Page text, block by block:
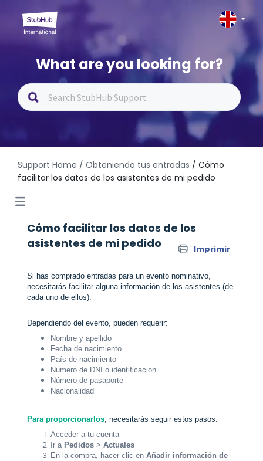
What are you looking for?
Support Home / Obteniendo tus entradas / Cómo
facilitar los datos de los asistentes de mi pedido
Cómo facilitar los datos de los
asistentes de mi pedido
Imprimir
Si has comprado entradas para un evento nominativo,
necesitarás facilitar alguna información de los asistentes (de
cada uno de ellos).
Dependiendo del evento, pueden requerir:
Nombre y apellido
Fecha de nacimiento
País de nacimiento
Numero de DNI o identificacion
Número de pasaporte
Nacionalidad
Para proporcionarlos, necesitarás seguir estos pasos:
Acceder a tu cuenta
Ir a Pedidos > Actuales
En la compra, hacer clic en Añadir información de